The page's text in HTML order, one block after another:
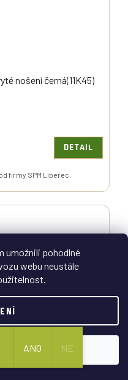
umožnili pohodlné
webu neustále
nošení černá(11K45)
DETAIL
firmy SPM Liberec.
ANO NE